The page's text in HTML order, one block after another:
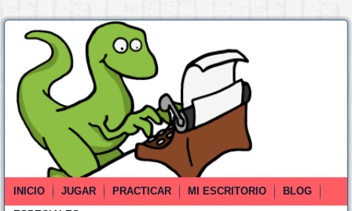
INICIO JUGAR PRACTICAR MI ESCRITORIO
BLOG